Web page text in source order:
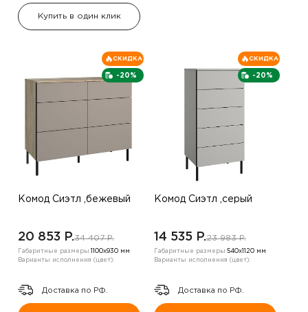
Купить в один клик
-20%
СКИДКА
Комод Сиэтл ,бежевый
20 853 P.34 407 P.
Габаритные размеры: 1100х930 мм
Варианты исполнения (цвет):
Доставка по РФ.
-20%
СКИДКА
Комод Сиэтл ,серый
14 535 P.23 983 P.
Габаритные размеры:540х1120 мм
Варианты исполнения (цвет):
Доставка по РФ.